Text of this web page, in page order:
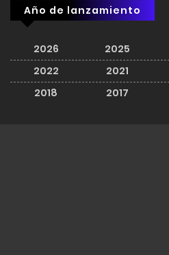
Año de lanzamiento
2026 2025
2022
2021
2018
2017